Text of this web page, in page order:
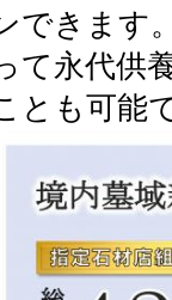
できます
て永代供
とも可能